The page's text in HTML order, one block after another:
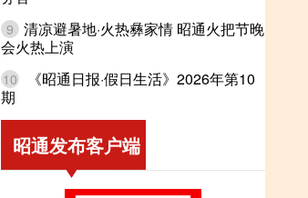
9 清凉避暑地·火热彝家情 昭通火把节晚
会火热上演
10
《昭通日报·假日生活》2026年第10
期
昭通发布客户端